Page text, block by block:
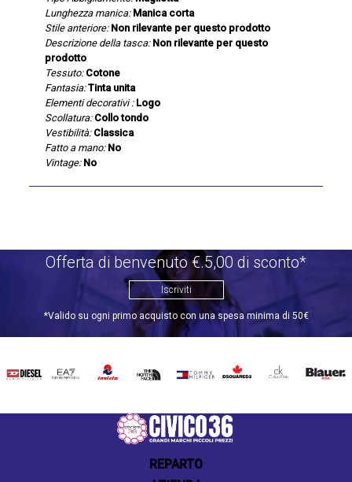
Lunghezza manica: Manica corta
Stile anteriore: Non rilevante per questo prodotto
Descrizione della tasca: Non rilevante per questo
prodotto
Tessuto: Cotone
Fantasia: Tinta unita
Elementi decorativi : Logo
Scollatura: Collo tondo
Vestibilità: Classica
Fatto a mano: No
Vintage: No
Offerta di benvenuto €.5,00 di sconto*
Iscriviti
*Valido su ogni primo acquisto con una spesa minima di 50€
DIESEL EA7 INVICTATHE
TOMMY
DSQUARED2
CALVIN BLAUER
REPARTO